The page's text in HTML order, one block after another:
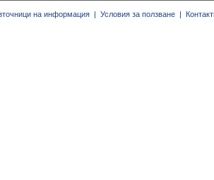
на информация | Условия за ползване |